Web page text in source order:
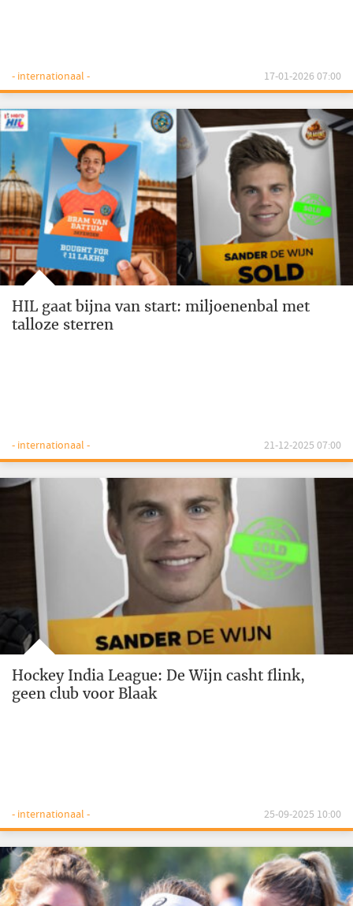
- internationaal - 17-01-2026 07:00
HIL gaat bijna van start: miljoenenbal met
talloze sterren
- internationaal - 21-12-2025 07:00
Hockey India League: De Wijn casht flink,
geen club voor Blaak
- internationaal - 25-09-2025 10:00